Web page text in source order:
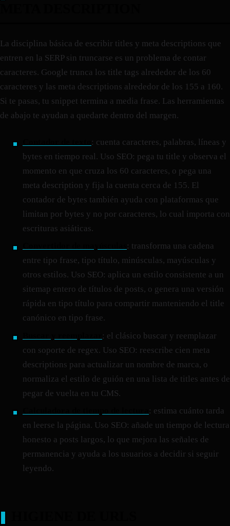
La disciplina básica de escribir titles y meta descriptions que
entren en la SERP sin truncarse es un problema de contar
caracteres. Google trunca los title tags alrededor de los 60
caracteres y las meta descriptions alrededor de los 155 a 160.
Si te pasas, tu snippet termina a media frase. Las herramientas
de abajo te ayudan a quedarte dentro del margen.
: cuenta caracteres, palabras, líneas y
bytes en tiempo real. Uso SEO: pega tu title y observa el
momento en que cruza los 60 caracteres, o pega una
meta description y fija la cuenta cerca de 155. El
contador de bytes también ayuda con plataformas que
limitan por bytes y no por caracteres, lo cual importa con
escrituras asiáticas.
: transforma una cadena
entre tipo frase, tipo título, minúsculas, mayúsculas y
otros estilos. Uso SEO: aplica un estilo consistente a un
sitemap entero de títulos de posts, o genera una versión
rápida en tipo título para compartir manteniendo el title
canónico en tipo frase.
: el clásico buscar y reemplazar
con soporte de regex. Uso SEO: reescribe cien meta
descriptions para actualizar un nombre de marca, o
normaliza el estilo de guión en una lista de titles antes de
pegar de vuelta en tu CMS.
: estima cuánto tarda
en leerse la página. Uso SEO: añade un tiempo de lectura
honesto a posts largos, lo que mejora las señales de
permanencia y ayuda a los usuarios a decidir si seguir
leyendo.